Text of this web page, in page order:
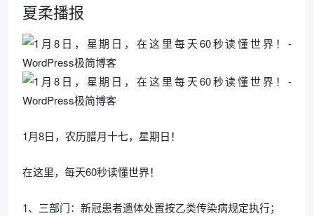
夏柔播报
1月8日，农历腊月十七，星期日！
在这里，每天60秒读懂世界！
1、三部门：新冠患者遗体处置按乙类传染病规定执行；